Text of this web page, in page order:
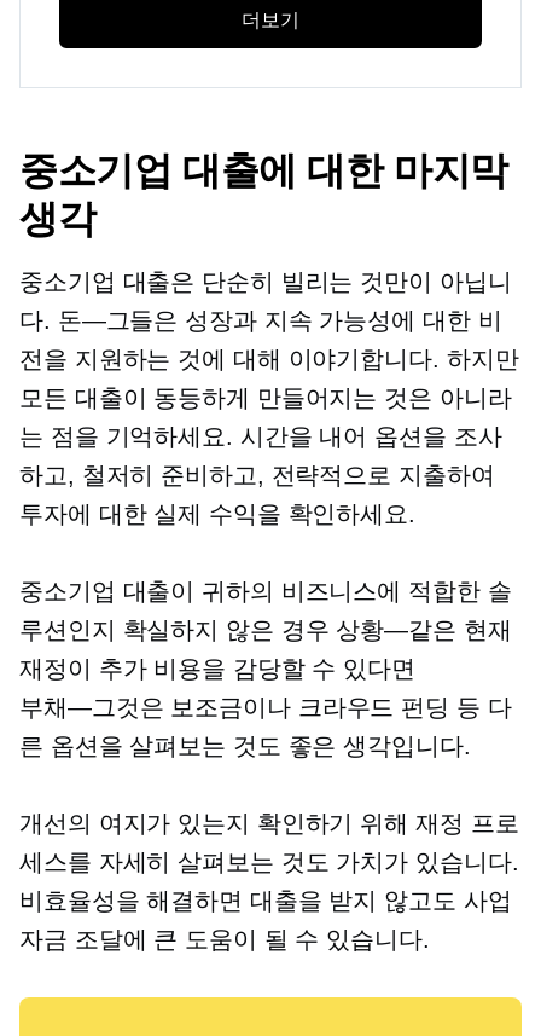
더보기
중소기업 대출에 대한 마지막
생각
중소기업 대출은 단순히 빌리는 것만이 아닙니
다. 돈—그들은 성장과 지속 가능성에 대한 비
전을 지원하는 것에 대해 이야기합니다. 하지만
모든 대출이 동등하게 만들어지는 것은 아니라
는 점을 기억하세요. 시간을 내어 옵션을 조사
하고, 철저히 준비하고, 전략적으로 지출하여
투자에 대한 실제 수익을 확인하세요.
중소기업 대출이 귀하의 비즈니스에 적합한 솔
루션인지 확실하지 않은 경우 상황—같은 현재
재정이 추가 비용을 감당할 수 있다면
부채—그것은 보조금이나 크라우드 펀딩 등 다
른 옵션을 살펴보는 것도 좋은 생각입니다.
개선의 여지가 있는지 확인하기 위해 재정 프로
세스를 자세히 살펴보는 것도 가치가 있습니다.
비효율성을 해결하면 대출을 받지 않고도 사업
자금 조달에 큰 도움이 될 수 있습니다.